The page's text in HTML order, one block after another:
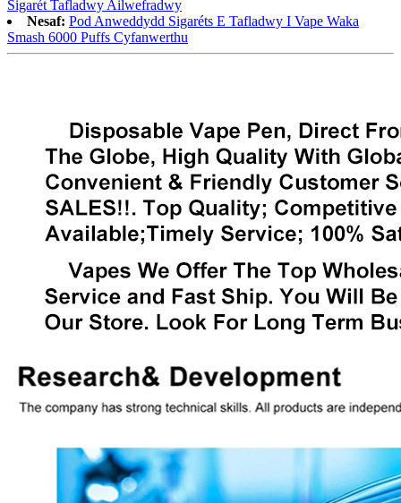
Sigarét Tafladwy Ailwefradwy
Nesaf: Pod Anweddydd Sigaréts E Tafladwy I Vape Waka
Smash 6000 Puffs Cyfanwerthu